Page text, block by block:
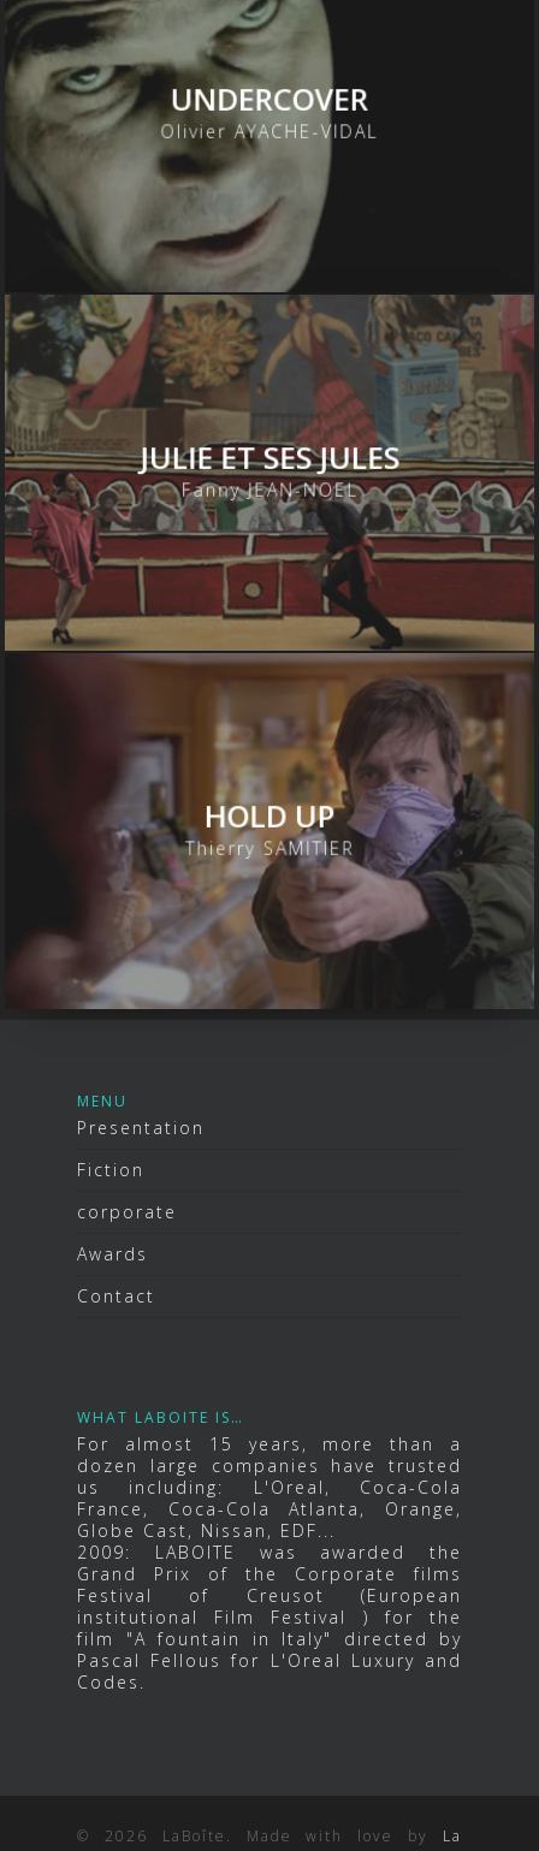
UNDERCOVER
Olivier AYACHE-VIDAL
JULIE ET SES JULES
Fanny JEAN-NOEL
HOLD UP
MENU
Presentation
Fiction
corporate
Awards
Contact
WHAT LABOITE IS…
For almost 15 years, more than a
dozen large companies have trusted
us including: L'Oreal, Coca-Cola
France, Coca-Cola Atlanta, Orange,
Globe Cast, Nissan, EDF...
2009: LABOITE was awarded the
Grand Prix of the Corporate films
Festival of Creusot (European
institutional Film Festival ) for the
film "A fountain in Italy" directed by
Pascal Fellous for L'Oreal Luxury and
Codes.
© 2026 LaBoîte. Made with love by La